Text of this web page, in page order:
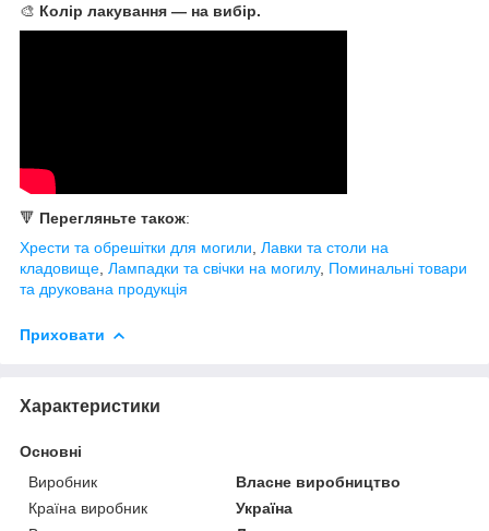
🎨 Колір лакування — на вибір.
🔻 Перегляньте також:
Хрести та обрешітки для могили Лавки та столи на
кладовище Лампадки та свічки на могилу, Поминальні товари
та друкована продукція
Приховати
Характеристики
Основні
Виробник
Власне виробництво
Країна виробник
Україна